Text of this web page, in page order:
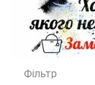
Фільтр